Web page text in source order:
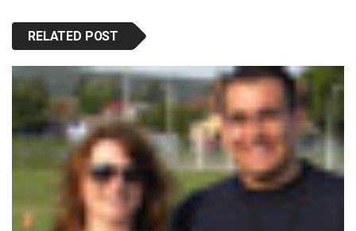
RELATED POST